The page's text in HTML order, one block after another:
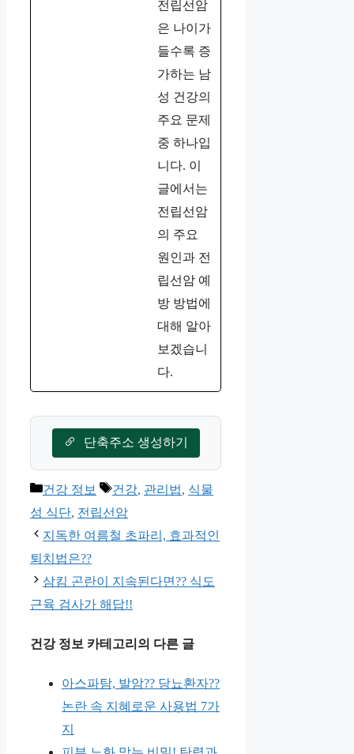
전립선암
은 나이가
들수록 증
가하는 남
성 건강의
주요 문제
중 하나입
니다. 이
글에서는
전립선암
의 주요
원인과 전
립선암 예
방 방법에
대해 알아
보겠습니
다.
단축주소 생성하기
카
테
고
리
건강 정보
태
그
건강, 관리법, 식물
성 식단, 전립선암
지독한 여름철 초파리, 효과적인
퇴치법은??
삼킴 곤란이 지속된다면?? 식도
근육 검사가 해답!!
건강 정보 카테고리의 다른 글
아스파탐, 발암?? 당뇨환자??
논란 속 지혜로운 사용법 7가
지